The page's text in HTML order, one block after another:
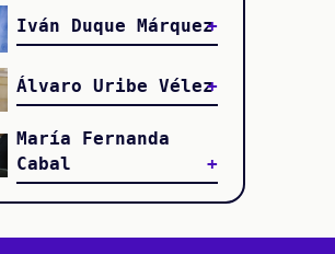
Iván Duque Márquez
Álvaro Uribe Vélez
María Fernanda
Cabal